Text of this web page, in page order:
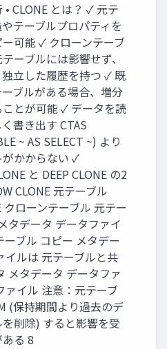
CLONE とは？ ✓ 元テ
テーブルプロパティを
可能 ✓ クローンテーブ
ーブルには影響せず、
立した履歴を持つ ✓ 既
ブルがある場合、増分
とが可能 ✓ データを読
書き出す CTAS
~ AS SELECT ~) より
かからない ✓
と DEEP CLONE の2
CLONE 元テーブル
クローンテーブル 元テー
タデータ データファイ
ーブル コピー メタデー
イルは 元テーブルと共
メタデータ データファ
ァイル 注意：元テーブ
(保持期間より過去のデ
削除) すると影響を受
る 8